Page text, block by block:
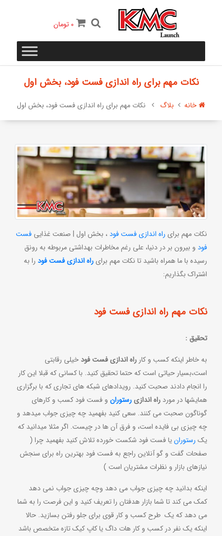
0 تومان
نکات مهم برای راه اندازی فست فود، بخش اول
خانه بلاگ نکات مهم برای راه اندازی فست فود، بخش اول
نکات مهم برای راه اندازی فست فود، بخش اول | صنعت غذایی فست
فود و بیرون بر در دنیا، علی رغم مخاطرات بهداشتی مربوطه به رونق
رسیده با ما همراه باشید تا نکات مهم برایراه اندازی فست فود را به
اشتراک بگذاریم:
نکات مهم راه اندازی فست فود
تحقیق :
به خاطر اینکه کسب و کار راه اندازی فست فودخیلی رقابتی
است،بسیار حیاتی است که حتما تحقیق کنید. با کسانی که قبلا این کار
را انجام دادند صحبت کنید. رویدادهای شبکه های تجاری که با برگزاری
همایشها در مورد راه اندازیرستوران و فست فود کسب و کارهای
گوناگون صحبت می کنند. سعی کنید بفهمید چه چیزی جواب میدهد و
چه چیزی بی فایده است، و فرق آن ها در چیست. اگر مثلا میدانید که
یک رستورانیا فست فود شکست خورده تلاش کنید بفهمید چرا (
صفحات گفت و گو آنلاین راجع به فست فود بهترین راه برای سنجش
نیازهای بازار و نظرات مشتریان است )
اینکه بدانید چه چیزی جواب می دهد وچه چیزی جواب نمی دهد
کمک می کند تا شما بازار هدفتان را تعریف کنید و این فرصت را به شما
می دهد که یک طرح کسب و کار قوی برای جلو رفتن بسازید. حالا
اینکه یک نفر در کسب و کار هات داگ یا کاپ کیک تازه متخصص باشد